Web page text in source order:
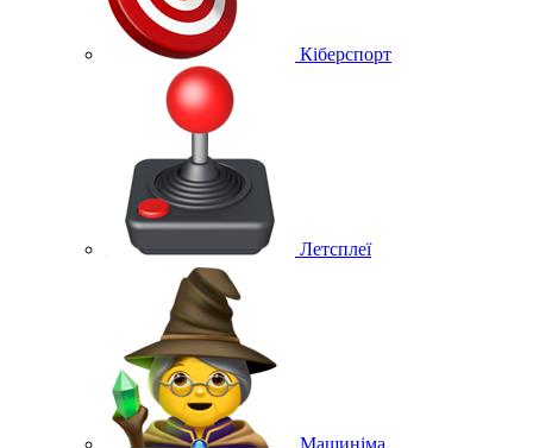
Кіберспорт
Летсплеї
Машиніма